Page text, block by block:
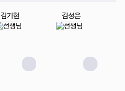
김기현 김성은